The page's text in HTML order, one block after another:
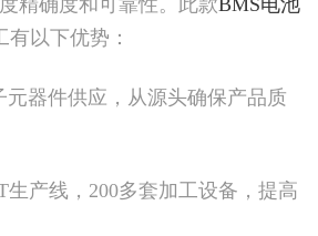
有以下优势：
元器件供应，从源头确保产品质
生产线，200多套加工设备，提高